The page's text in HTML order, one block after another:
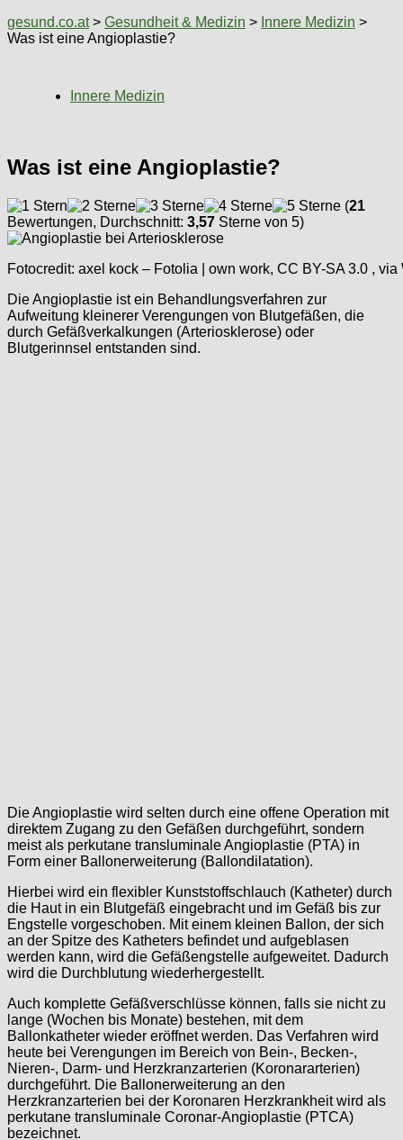
gesund.co.at> Gesundheit & Medizin > Innere Medizin >
Was ist eine Angioplastie?
Innere Medizin
Was ist eine Angioplastie?
(21
Bewertungen, Durchschnitt: 3,57 Sterne von 5)
Fotocredit: axel kock – Fotolia | own work, CC BY-SA 3.0 , via
Die Angioplastie ist ein Behandlungsverfahren zur
Aufweitung kleinerer Verengungen von Blutgefäßen, die
durch Gefäßverkalkungen (Arteriosklerose) oder
Blutgerinnsel entstanden sind.
Die Angioplastie wird selten durch eine offene Operation mit
direktem Zugang zu den Gefäßen durchgeführt, sondern
meist als perkutane transluminale Angioplastie (PTA) in
Form einer Ballonerweiterung (Ballondilatation).
Hierbei wird ein flexibler Kunststoffschlauch (Katheter) durch
die Haut in ein Blutgefäß eingebracht und im Gefäß bis zur
Engstelle vorgeschoben. Mit einem kleinen Ballon, der sich
an der Spitze des Katheters befindet und aufgeblasen
werden kann, wird die Gefäßengstelle aufgeweitet. Dadurch
wird die Durchblutung wiederhergestellt.
Auch komplette Gefäßverschlüsse können, falls sie nicht zu
lange (Wochen bis Monate) bestehen, mit dem
Ballonkatheter wieder eröffnet werden. Das Verfahren wird
heute bei Verengungen im Bereich von Bein-, Becken-,
Nieren-, Darm- und Herzkranzarterien (Koronararterien)
durchgeführt. Die Ballonerweiterung an den
Herzkranzarterien bei der Koronaren Herzkrankheit wird als
perkutane transluminale Coronar-Angioplastie (PTCA)
bezeichnet.